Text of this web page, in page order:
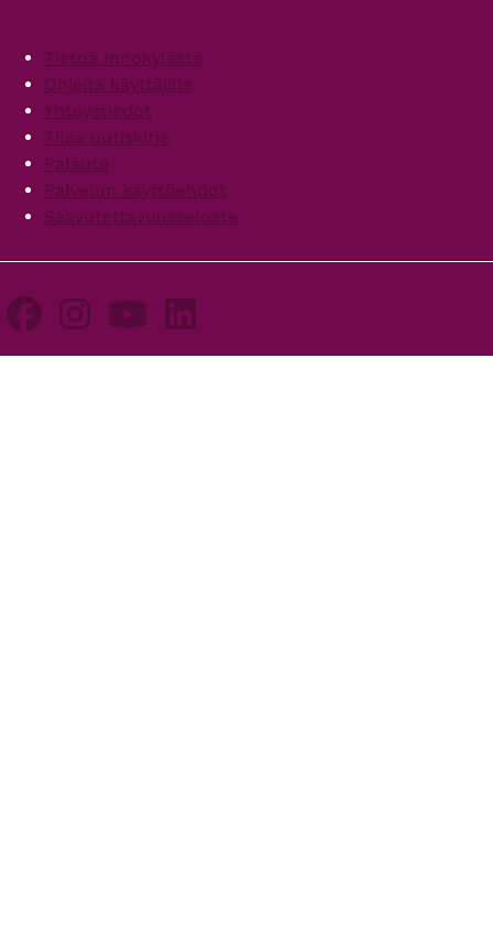
FooterTietoa Innokylästä
Ohjeita käyttäjille
Yhteystiedot
Tilaa uutiskirje
Palaute
Palvelun käyttöehdot
Saavutettavuusseloste